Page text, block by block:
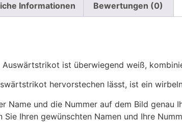
Informationen Bewertungen (0)
ist überwiegend weiß,
hervorstechen lässt, ist ein
Name und die Nummer auf dem Bild genau
Sie Ihren gewünschten Namen und Ihre